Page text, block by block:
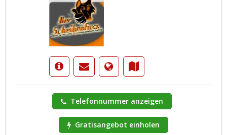
Telefonnummer anzeigen
Gratisangebot einholen